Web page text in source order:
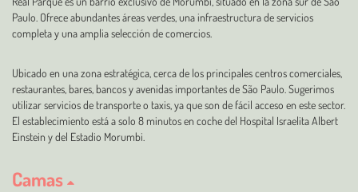
Paulo. Ofrece abundantes áreas verdes, una infraestructura de servicios
completa y una amplia selección de comercios.
Ubicado en una zona estratégica, cerca de los principales centros comerciales,
restaurantes, bares, bancos y avenidas importantes de São Paulo. Sugerimos
utilizar servicios de transporte o taxis, ya que son de fácil acceso en este sector.
El establecimiento está a solo 8 minutos en coche del Hospital Israelita Albert
Einstein y del Estadio Morumbi.
Camas